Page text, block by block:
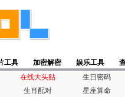
工具 加密解密 娱乐工具
在线大头贴
生日密码
生肖配对
星座算命